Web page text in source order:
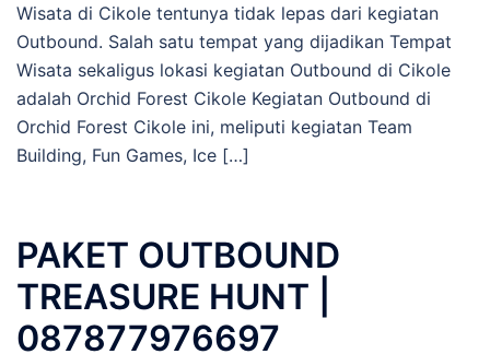
Wisata di Cikole tentunya tidak lepas dari kegiatan
Outbound. Salah satu tempat yang dijadikan Tempat
Wisata sekaligus lokasi kegiatan Outbound di Cikole
adalah Orchid Forest Cikole Kegiatan Outbound di
Orchid Forest Cikole ini, meliputi kegiatan Team
Building, Fun Games, Ice […]
PAKET OUTBOUND
TREASURE HUNT |
087877976697